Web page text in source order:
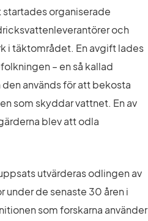
organiserade
och
i täktområdet. En avgift lades
den används för att bekosta
som skyddar vattnet. En av
blev att odla
utvärderas odlingen av
de senaste 30 åren i
som forskarna använder